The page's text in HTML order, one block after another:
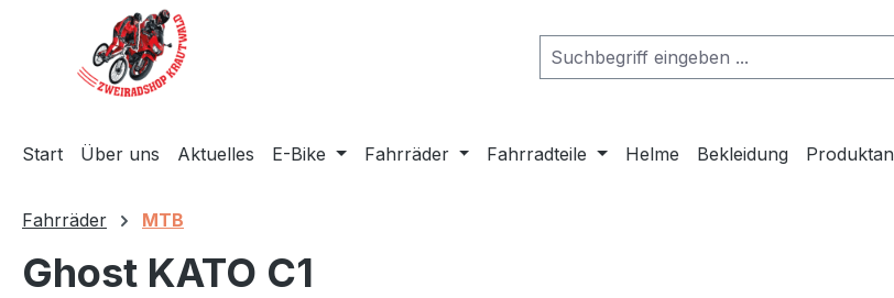
Hauptinhalt springen
Zur Suche springen
Zur Hauptnavigation springen
Start Über uns Aktuelles E-Bike Fahrräder Fahrradteile Helme Bekleidung
Fahrräder MTB
Ghost KATO C1